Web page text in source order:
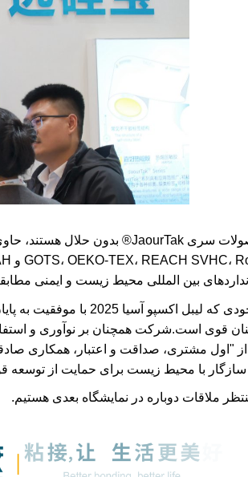
بین المللی محیط زیست و ایمنی
قوی است.شرکت همچنان بر نوآوری و
با محیط زیست برای حمایت از
ملاقات دوباره در نمایشگاه بعدی هستیم.